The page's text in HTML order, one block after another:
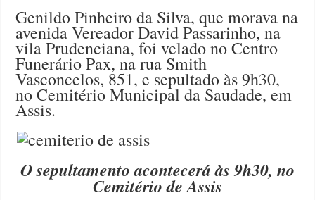
Genildo Pinheiro da Silva, que morava na
avenida Vereador David Passarinho, na
vila Prudenciana, foi velado no Centro
Funerário Pax, na rua Smith
Vasconcelos, 851, e sepultado às 9h30,
no Cemitério Municipal da Saudade, em
Assis.
O sepultamento acontecerá às 9h30, no
Cemitério de Assis